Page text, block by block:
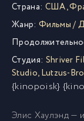
Страна: США,
Жанр: Фильмы/
Студия: Shriver
Studio,Lutzus-
{kinopoisk}
Элис Хаулэнд —